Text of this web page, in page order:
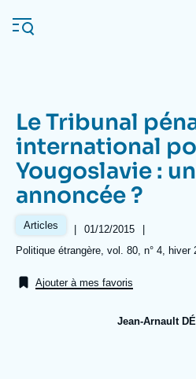
au
contenu
Navigation
principale
L'Ifri
Analyses
Événements
À propos de l'Ifri
L'Ifri en bref
Le Tribunal
international
Yougoslavie :
annoncée ?
Articles |
Date
de
publication
01/12/2015
|
Références
Politique étrangère, vol. 80, n° 4, hiver
Ajouter à mes favoris
Jean-Arnault